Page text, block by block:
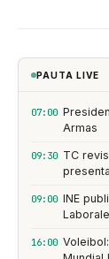
PAUTA LIVE
07:00
Armas
09:30 TC
09:00 INE
16:00